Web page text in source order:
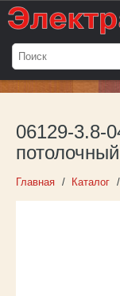
Мой
Пока
пуст
Войти
06129-3.8-
потолочный
Главная Каталог